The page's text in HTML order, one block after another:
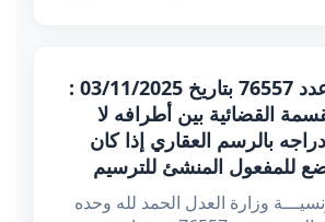
قرار تعقيبي عدد 76557 بتاريخ 03/11/2025 :
القضائية بين أطرافه لا
بالرسم العقاري إذا كان
للمفعول المنشئ للترسيم
وزارة العدل الحمد لله وحده